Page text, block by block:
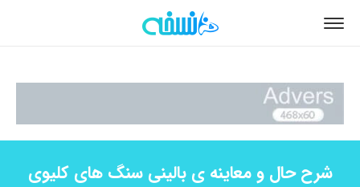
شرح حال و معاینه ی بالینی سنگ های کلیوی